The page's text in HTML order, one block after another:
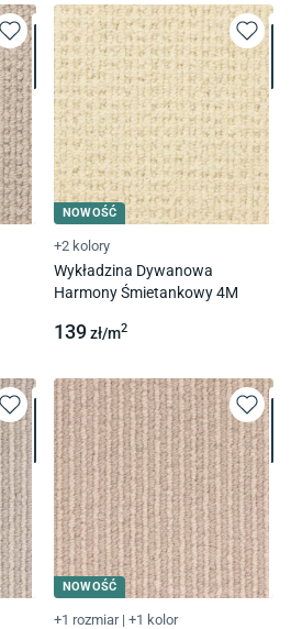
NOWOŚĆ
+2 kolory
Wykładzina Dywanowa
Harmony Śmietankowy 4M
139zł/m2
NOWOŚĆ
+1 rozmiar | +1 kolor